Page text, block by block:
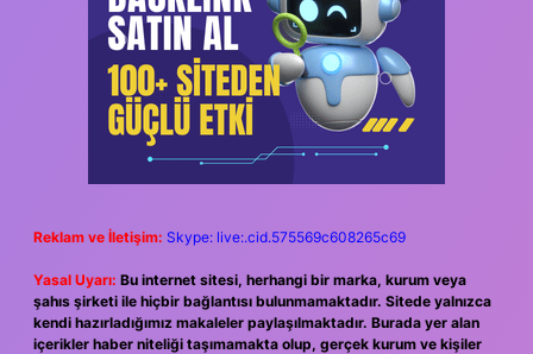
Reklam ve İletişim: Skype: live:.cid.575569c608265c69
Yasal Uyarı: Bu internet sitesi, herhangi bir marka, kurum veya
şahıs şirketi ile hiçbir bağlantısı bulunmamaktadır. Sitede yalnızca
kendi hazırladığımız makaleler paylaşılmaktadır. Burada yer alan
içerikler haber niteliği taşımamakta olup, gerçek kurum ve kişiler